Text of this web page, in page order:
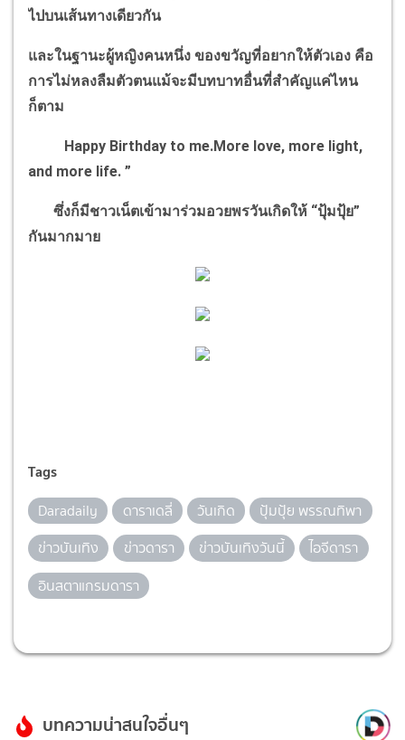
ไปบนเส้นทางเดียวกัน
และในฐานะผู้หญิงคนหนึ่ง ของขวัญที่อยากให้ตัวเอง คือ
การไม่หลงลืมตัวตนแม้จะมีบทบาทอื่นที่สำคัญแค่ไหน
ก็ตาม
Happy Birthday to me.More love, more light,
and more life. ”
ซึ่งก็มีชาวเน็ตเข้ามาร่วมอวยพรวันเกิดให้ “ปุ้มปุ้ย”
กันมากมาย
Tags
Daradaily ดาราเดลี่ วันเกิด
ปุ้มปุ้ย พรรณทิพา
ข่าวบันเทิง
ข่าวดารา ข่าวบันเทิงวันนี้
ไอจีดารา
อินสตาแกรมดารา
บทความน่าสนใจอื่นๆ